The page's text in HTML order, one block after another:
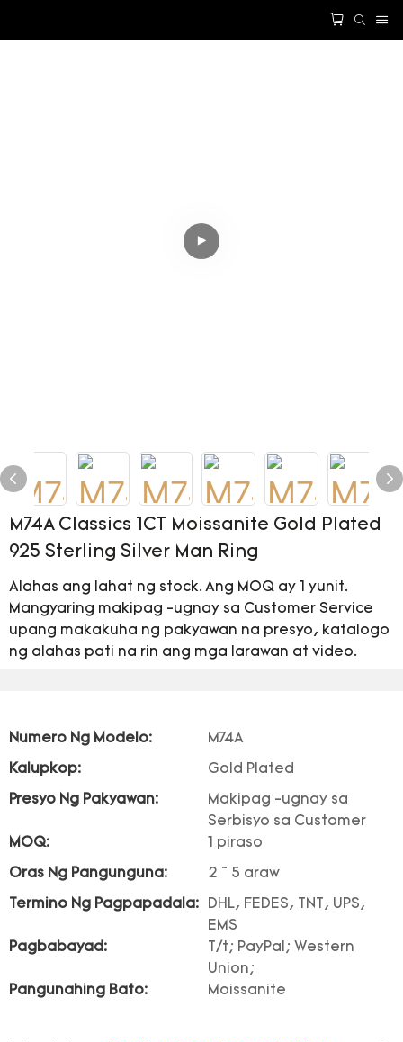
M74A Classics 1CT Moissanite Gold Plated
925 Sterling Silver Man Ring
Alahas ang lahat ng stock. Ang MOQ ay 1 yunit.
Mangyaring makipag -ugnay sa Customer Service
upang makakuha ng pakyawan na presyo, katalogo
ng alahas pati na rin ang mga larawan at video.
Numero Ng Modelo: M74A
Kalupkop: Gold Plated
Presyo Ng Pakyawan:
Makipag -ugnay sa
Serbisyo sa Customer
MOQ:
1 piraso
Oras Ng Pangunguna: 2 ~ 5 araw
Termino Ng Pagpapadala:
DHL, FEDES, TNT, UPS,
EMS
Pagbabayad:
T/t; PayPal; Western
Union;
Pangunahing Bato:
Moissanite